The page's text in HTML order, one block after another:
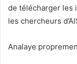
de télécharger les
les chercheurs
Analaye